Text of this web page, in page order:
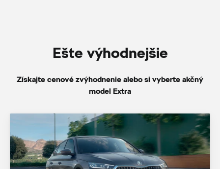
Ešte výhodnejšie
Získajte cenové zvýhodnenie alebo si vyberte akčný
model Extra